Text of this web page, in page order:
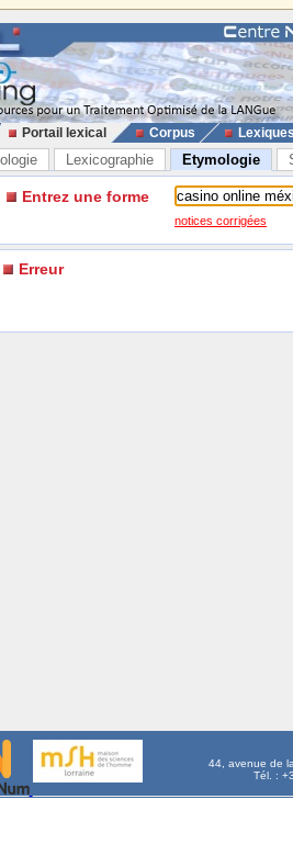
Portail lexical Corpus
Lexicographie Etymologie
Entrez une forme
notices corrigées
Erreur
44, avenue de
Tél. :